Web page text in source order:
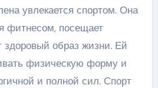
увлекается спортом. Она
фитнесом, посещает
здоровый образ жизни. Ей
физическую форму и
и полной сил. Спорт